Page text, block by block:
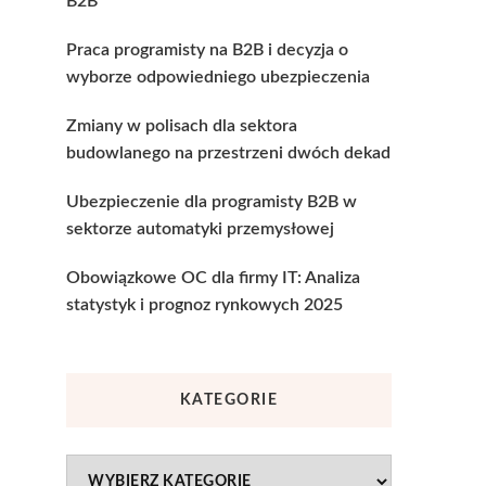
Praca programisty na B2B i decyzja o
wyborze odpowiedniego ubezpieczenia
Zmiany w polisach dla sektora
budowlanego na przestrzeni dwóch dekad
Ubezpieczenie dla programisty B2B w
sektorze automatyki przemysłowej
Obowiązkowe OC dla firmy IT: Analiza
statystyk i prognoz rynkowych 2025
KATEGORIE
Kategorie